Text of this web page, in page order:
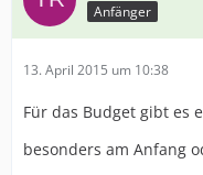
Anfänger
13. April 2015 um 10:38
Für das Budget gibt es
besonders am Anfang